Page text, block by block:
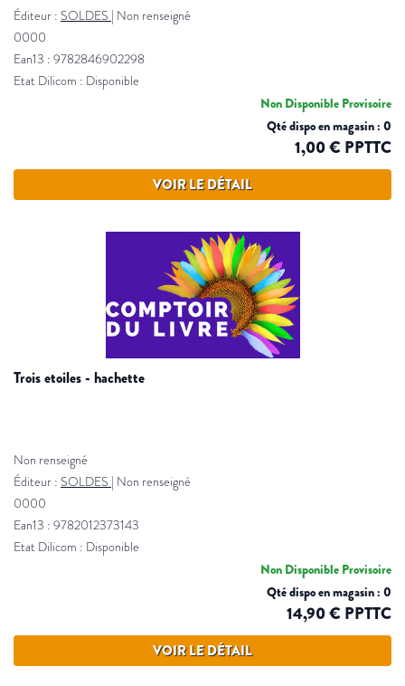
Éditeur : SOLDES | Non renseigné
0000
Ean13 : 9782846902298
Etat Dilicom : Disponible
Non Disponible Provisoire
Qté dispo en magasin : 0
1,00 € PPTTC
VOIR LE DÉTAIL
trois etoiles - hachette
Non renseigné
Éditeur : SOLDES | Non renseigné
0000
Ean13 : 9782012373143
Etat Dilicom : Disponible
Non Disponible Provisoire
Qté dispo en magasin : 0
14,90 € PPTTC
VOIR LE DÉTAIL